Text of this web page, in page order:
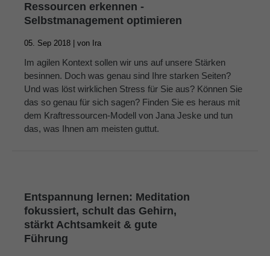
Ressourcen erkennen -
Selbstmanagement optimieren
05. Sep 2018 | von Ira
Im agilen Kontext sollen wir uns auf unsere Stärken
besinnen. Doch was genau sind Ihre starken Seiten?
Und was löst wirklichen Stress für Sie aus? Können Sie
das so genau für sich sagen? Finden Sie es heraus mit
dem Kraftressourcen-Modell von Jana Jeske und tun
das, was Ihnen am meisten guttut.
Entspannung lernen: Meditation
fokussiert, schult das Gehirn,
stärkt Achtsamkeit & gute
Führung